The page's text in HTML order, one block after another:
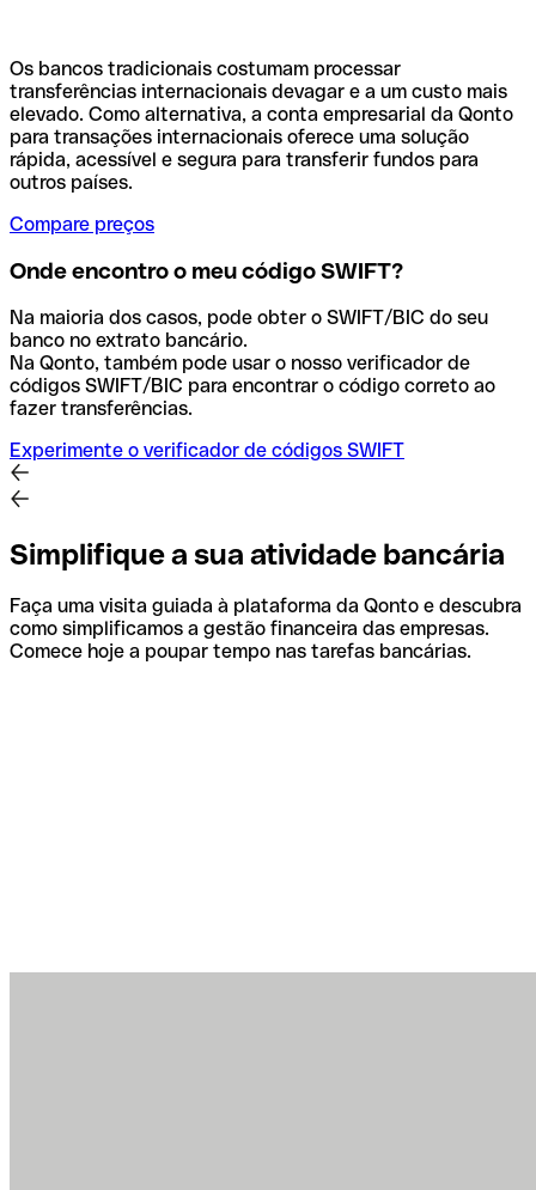
Os bancos tradicionais costumam processar
transferências internacionais devagar e a um custo mais
elevado. Como alternativa, a conta empresarial da Qonto
para transações internacionais oferece uma solução
rápida, acessível e segura para transferir fundos para
outros países.
Compare preços
Onde encontro o meu código SWIFT?
Na maioria dos casos, pode obter o SWIFT/BIC do seu
banco no extrato bancário.
Na Qonto, também pode usar o nosso verificador de
códigos SWIFT/BIC para encontrar o código correto ao
fazer transferências.
Experimente o verificador de códigos SWIFT
Simplifique a sua atividade bancária
Faça uma visita guiada à plataforma da Qonto e descubra
como simplificamos a gestão financeira das empresas.
Comece hoje a poupar tempo nas tarefas bancárias.